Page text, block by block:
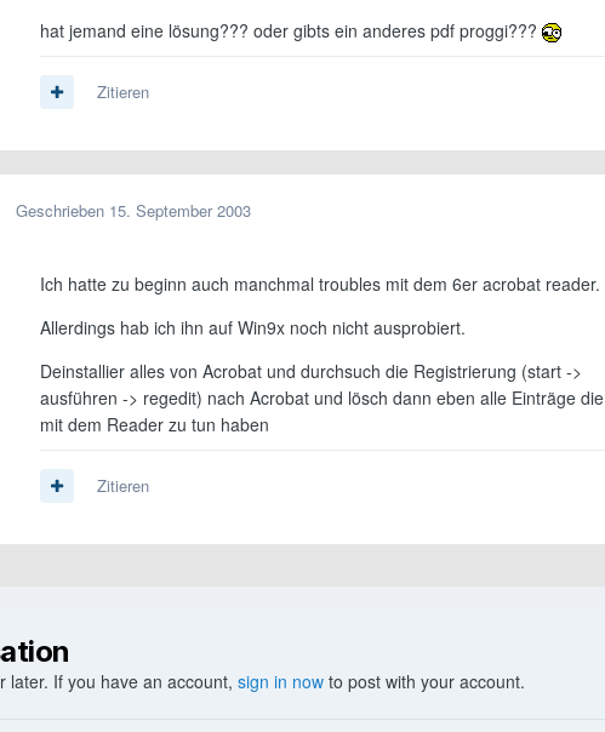
hat jemand eine lösung??? oder gibts ein anderes pdf proggi???
Zitieren
Geschrieben 15. September 2003
Ich hatte zu beginn auch manchmal troubles mit dem 6er acrobat reader.
Allerdings hab ich ihn auf Win9x noch nicht ausprobiert.
Deinstallier alles von Acrobat und durchsuch die Registrierung (start ->
ausführen -> regedit) nach Acrobat und lösch dann eben alle Einträge die
mit dem Reader zu tun haben
Zitieren
later. If you have an account, sign in now to post with your account.